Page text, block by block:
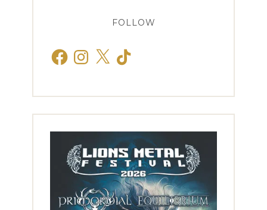
FOLLOW
FacebookInstagram
X TikTok